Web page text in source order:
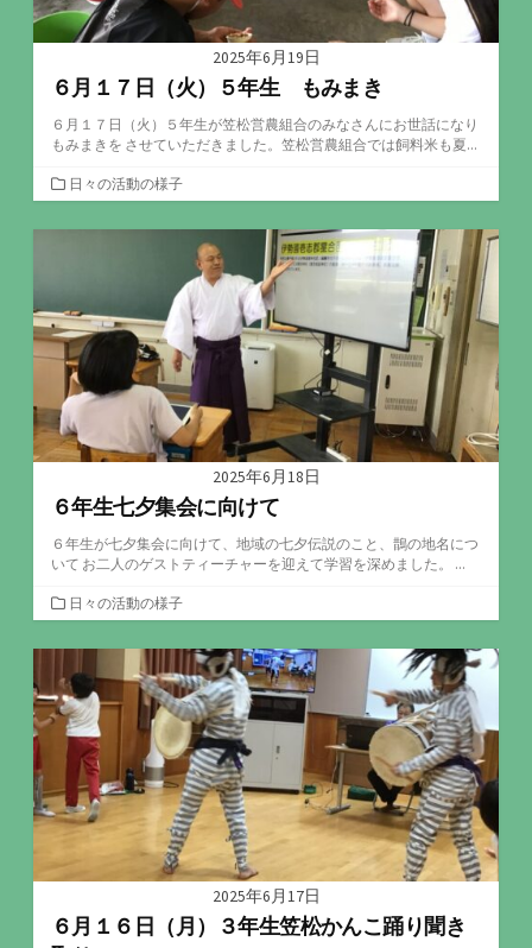
2025年6月19日
６月１７日（火）５年生 もみまき
６月１７日（火）５年生が笠松営農組合のみなさんにお世話になり
もみまきを させていただきました。笠松営農組合では飼料米も夏...
カ
テ
ゴ
日々の活動の様子
2025年6月18日
６年生七夕集会に向けて
６年生が七夕集会に向けて、地域の七夕伝説のこと、鵲の地名につ
いて お二人のゲストティーチャーを迎えて学習を深めました。 ...
カ
テ
ゴ
リ
ー
日々の活動の様子
2025年6月17日
６月１６日（月）３年生笠松かんこ踊り聞き